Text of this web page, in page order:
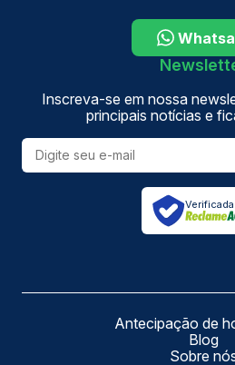
Inscreva-se em nossa
principais notícias e
Antecipação de
Blog
Sobre